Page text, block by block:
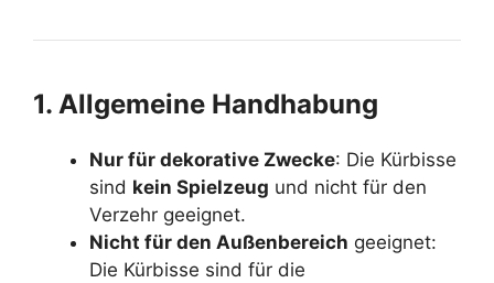
1. Allgemeine Handhabung
Nur für dekorative Zwecke: Die Kürbisse
sind kein Spielzeug und nicht für den
Verzehr geeignet.
Nicht für den Außenbereich geeignet:
Die Kürbisse sind für die